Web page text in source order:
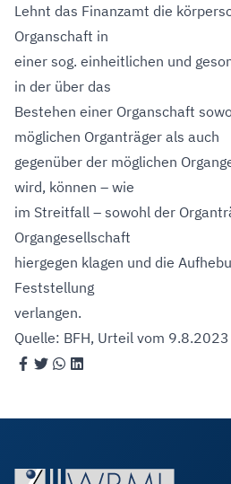
Lehnt das Finanzamt die
Organschaft in
einer sog. einheitlichen und
in der über das
Bestehen einer Organschaft
möglichen Organträger als auch
gegenüber der möglichen
wird, können – wie
im Streitfall – sowohl der
Organgesellschaft
hiergegen klagen und die
Feststellung
verlangen.
Quelle: BFH, Urteil vom